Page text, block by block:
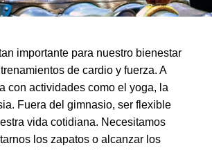
importante para nuestro bienestar
de cardio y fuerza. A
con actividades como el yoga, la
Fuera del gimnasio, ser flexible
vida cotidiana. Necesitamos
los zapatos o alcanzar los